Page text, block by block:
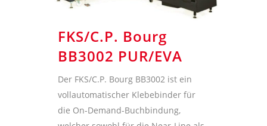
FKS/C.P. Bourg
BB3002 PUR/EVA
Der FKS/C.P. Bourg BB3002 ist ein
vollautomatischer Klebebinder für
die On-Demand-Buchbindung,